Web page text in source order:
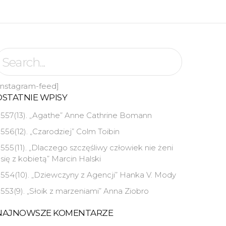
feed]
WPISY
557(13). „Agathe” Anne Cathrine Bomann
556(12). „Czarodziej” Colm Toibin
555(11). „Dlaczego szczęśliwy człowiek nie żeni
się z kobietą” Marcin Halski
554(10). „Dziewczyny z Agencji” Hanka V. Mody
553(9). „Słoik z marzeniami” Anna Ziobro
KOMENTARZE